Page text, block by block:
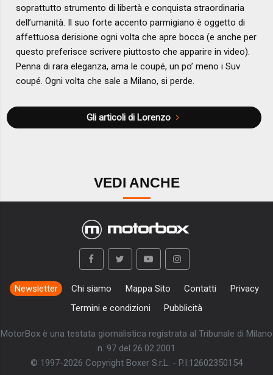
soprattutto strumento di libertà e conquista straordinaria
dell’umanità. Il suo forte accento parmigiano è oggetto di
affettuosa derisione ogni volta che apre bocca (e anche per
questo preferisce scrivere piuttosto che apparire in video).
Penna di rara eleganza, ama le coupé, un po’ meno i Suv
coupé. Ogni volta che sale a Milano, si perde.
Gli articoli di Lorenzo
VEDI ANCHE
Newsletter Chi siamo Mappa Sito Contatti
Privacy
Termini e condizioni
Pubblicità
MotorBox è una testata giornalistica registrata al Tribunale di Milano
n. 97 del 26.02.2001
© 1997-2026 Copyright Boxer S.r.L. - P.I:12602350154